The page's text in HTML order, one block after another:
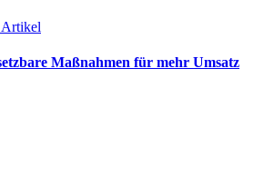
Artikel
Maßnahmen für mehr Umsatz